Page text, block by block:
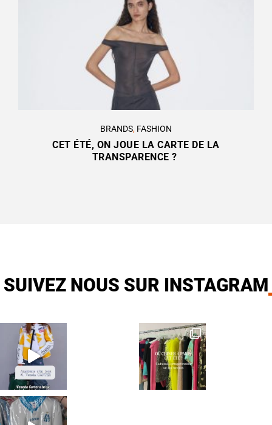
BRANDS, FASHION
CET ÉTÉ, ON JOUE LA CARTE DE LA
TRANSPARENCE ?
SUIVEZ NOUS SUR INSTAGRAM